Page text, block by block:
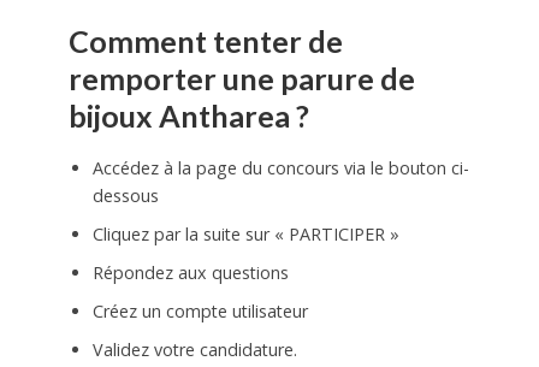
Comment tenter de
remporter une parure de
bijoux Antharea ?
Accédez à la page du concours via le bouton ci-
dessous
Cliquez par la suite sur « PARTICIPER »
Répondez aux questions
Créez un compte utilisateur
Validez votre candidature.